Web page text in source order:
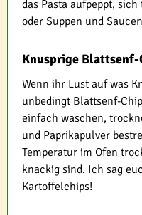
das Pasta aufpeppt,
oder Suppen und
Knusprige Blattsenf-
Wenn ihr Lust auf was
unbedingt Blattsenf-
einfach waschen,
und Paprikapulver
Temperatur im Ofen
knackig sind. Ich sag
Kartoffelchips!